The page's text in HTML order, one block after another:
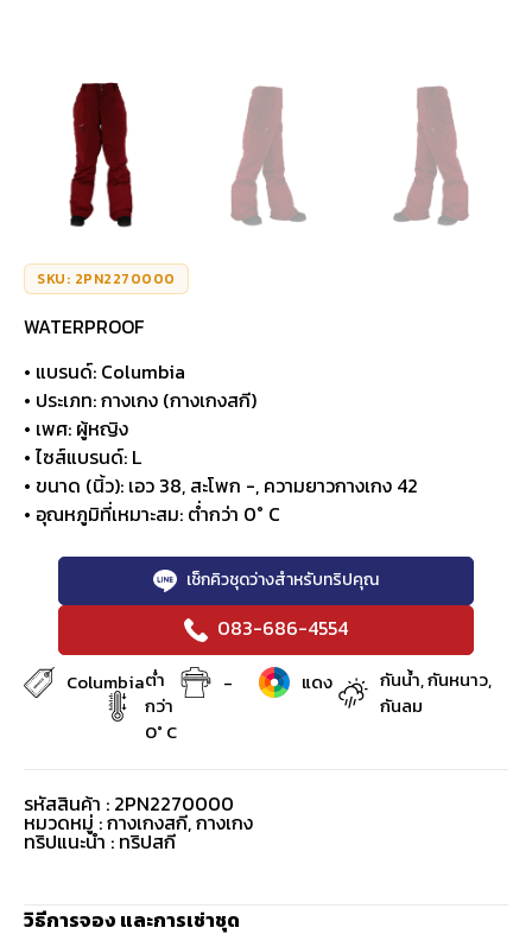
SKU: 2PN2270000
WATERPROOF
• แบรนด์: Columbia
• ประเภท: กางเกง (กางเกงสกี)
• เพศ: ผู้หญิง
• ไซส์แบรนด์: L
• ขนาด (นิ้ว): เอว 38, สะโพก -, ความยาวกางเกง 42
• อุณหภูมิที่เหมาะสม: ต่ำกว่า 0° C
เช็กคิวชุดว่างสำหรับทริปคุณ
083-686-4554
Columbiaต่ำ
กว่า
0° C
- แดง
กันน้ำ, กันหนาว,
กันลม
รหัสสินค้า : 2PN2270000
หมวดหมู่ :กางเกงสกี,กางเกง
ทริปแนะนำ : ทริปสกี
วิธีการจอง และการเช่าชุด